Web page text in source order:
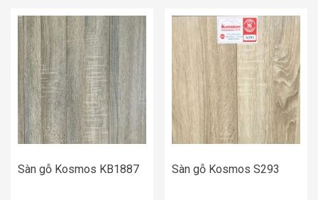
Sàn gỗ Kosmos KB1887 Sàn gỗ Kosmos S293